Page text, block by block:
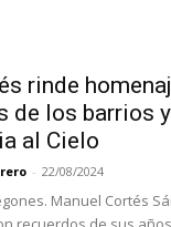
rinde
de los barrios
al Cielo
- 22/08/2024
Manuel Cortés